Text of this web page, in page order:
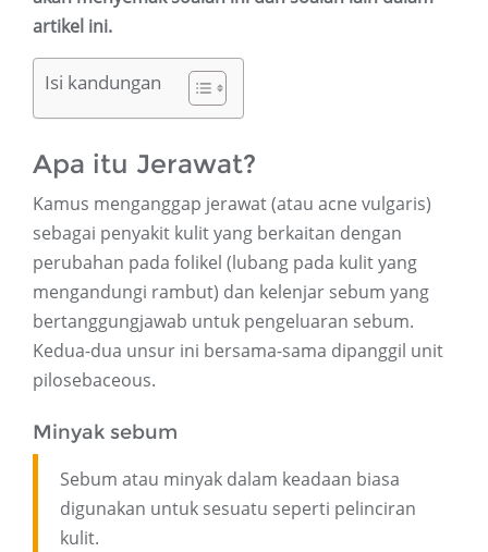
artikel ini.
Isi kandungan
Apa itu Jerawat?
Kamus menganggap jerawat (atau acne vulgaris)
sebagai penyakit kulit yang berkaitan dengan
perubahan pada folikel (lubang pada kulit yang
mengandungi rambut) dan kelenjar sebum yang
bertanggungjawab untuk pengeluaran sebum.
Kedua-dua unsur ini bersama-sama dipanggil unit
pilosebaceous.
Minyak sebum
Sebum atau minyak dalam keadaan biasa
digunakan untuk sesuatu seperti pelinciran
kulit.